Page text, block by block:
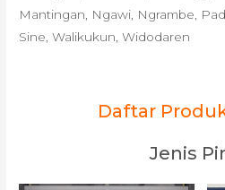
Mantingan, Ngawi, Ngrambe,
Sine, Walikukun, Widodaren
Daftar
Jenis